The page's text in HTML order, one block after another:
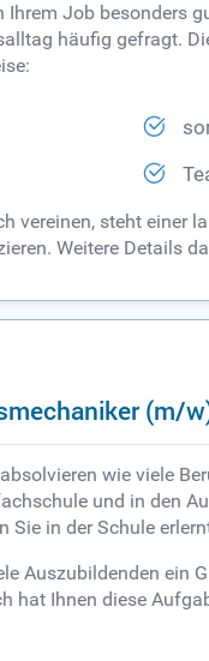
Ihrem Job besonders
häufig gefragt.
vereinen, steht
Weitere Details
(m/
wie viele
und in den
Sie in der Schule
Auszubildenden ein
hat Ihnen diese